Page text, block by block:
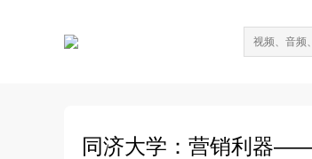
同济大学：营销利器——